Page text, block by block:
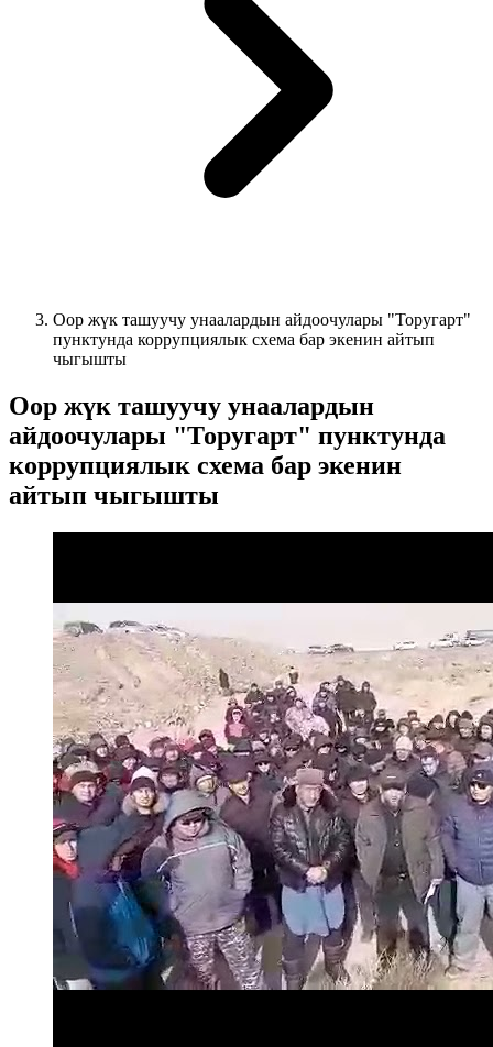
Оор жүк ташуучу унаалардын айдоочулары "Торугарт"
пунктунда коррупциялык схема бар экенин айтып
чыгышты
Оор жүк ташуучу унаалардын
айдоочулары "Торугарт" пунктунда
коррупциялык схема бар экенин
айтып чыгышты